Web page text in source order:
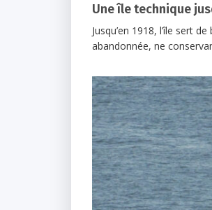
Une île technique
Jusqu’en 1918, l’île sert
abandonnée, ne